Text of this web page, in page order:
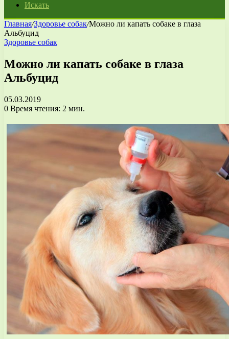
Искать
Главная/Здоровье собак/Можно ли капать собаке в глаза
Альбуцид
Здоровье собак
Можно ли капать собаке в глаза
Альбуцид
05.03.2019
0 Время чтения: 2 мин.